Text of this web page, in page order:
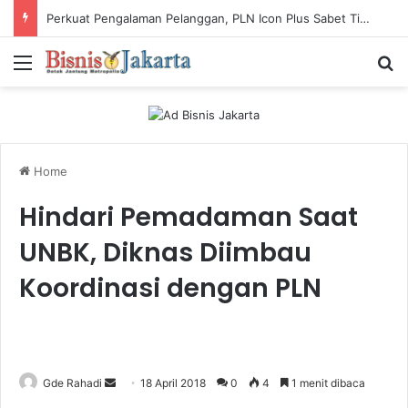
Perkuat Pengalaman Pelanggan, PLN Icon Plus Sabet Tiga Penghargaan CCW 2026
Menu
Home
Hindari Pemadaman Saat
UNBK, Diknas Diimbau
Koordinasi dengan PLN
Gde Rahadi 18 April 2018 0 4 1 menit dibaca